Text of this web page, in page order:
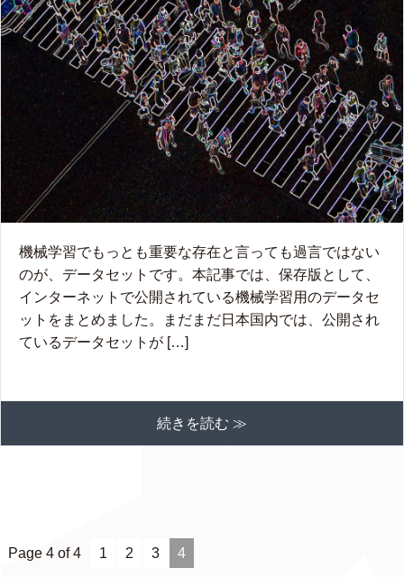
機械学習でもっとも重要な存在と言っても過言ではない
のが、データセットです。本記事では、保存版として、
インターネットで公開されている機械学習用のデータセ
ットをまとめました。まだまだ日本国内では、公開され
ているデータセットが […]
続きを読む ≫
Page 4 of 4 1 2 3 4